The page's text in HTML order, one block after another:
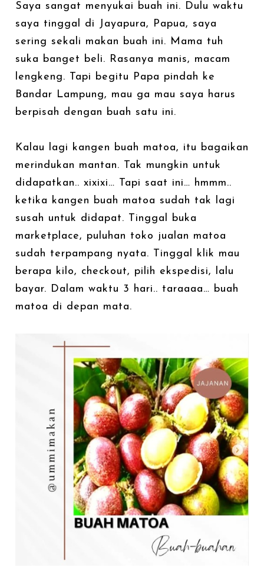
Saya sangat menyukai buah ini. Dulu waktu
saya tinggal di Jayapura, Papua, saya
sering sekali makan buah ini. Mama tuh
suka banget beli. Rasanya manis, macam
lengkeng. Tapi begitu Papa pindah ke
Bandar Lampung, mau ga mau saya harus
berpisah dengan buah satu ini.
Kalau lagi kangen buah matoa, itu bagaikan
merindukan mantan. Tak mungkin untuk
didapatkan.. xixixi… Tapi saat ini… hmmm..
ketika kangen buah matoa sudah tak lagi
susah untuk didapat. Tinggal buka
marketplace, puluhan toko jualan matoa
sudah terpampang nyata. Tinggal klik mau
berapa kilo, checkout, pilih ekspedisi, lalu
bayar. Dalam waktu 3 hari.. taraaaa… buah
matoa di depan mata.